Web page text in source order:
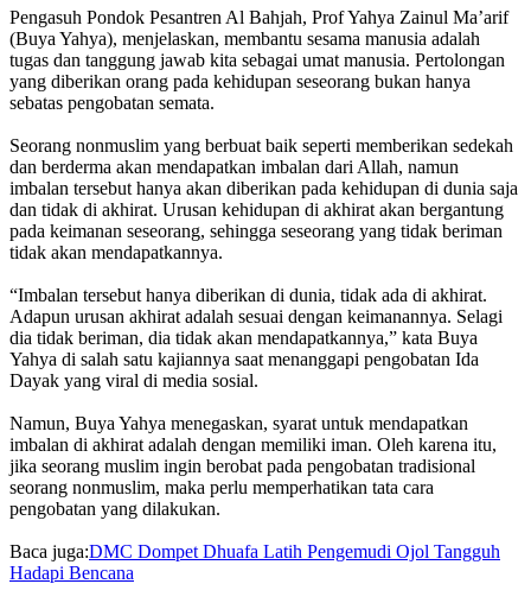
Pengasuh Pondok Pesantren Al Bahjah, Prof Yahya Zainul Ma’arif
(Buya Yahya), menjelaskan, membantu sesama manusia adalah
tugas dan tanggung jawab kita sebagai umat manusia. Pertolongan
yang diberikan orang pada kehidupan seseorang bukan hanya
sebatas pengobatan semata.
Seorang nonmuslim yang berbuat baik seperti memberikan sedekah
dan berderma akan mendapatkan imbalan dari Allah, namun
imbalan tersebut hanya akan diberikan pada kehidupan di dunia saja
dan tidak di akhirat. Urusan kehidupan di akhirat akan bergantung
pada keimanan seseorang, sehingga seseorang yang tidak beriman
tidak akan mendapatkannya.
“Imbalan tersebut hanya diberikan di dunia, tidak ada di akhirat.
Adapun urusan akhirat adalah sesuai dengan keimanannya. Selagi
dia tidak beriman, dia tidak akan mendapatkannya,” kata Buya
Yahya di salah satu kajiannya saat menanggapi pengobatan Ida
Dayak yang viral di media sosial.
Namun, Buya Yahya menegaskan, syarat untuk mendapatkan
imbalan di akhirat adalah dengan memiliki iman. Oleh karena itu,
jika seorang muslim ingin berobat pada pengobatan tradisional
seorang nonmuslim, maka perlu memperhatikan tata cara
pengobatan yang dilakukan.
Baca juga:DMC Dompet Dhuafa Latih Pengemudi Ojol Tangguh
Hadapi Bencana